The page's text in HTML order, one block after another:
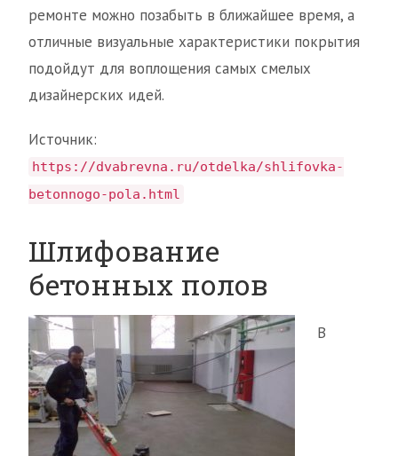
ремонте можно позабыть в ближайшее время, а
отличные визуальные характеристики покрытия
подойдут для воплощения самых смелых
дизайнерских идей.
Источник:
https://dvabrevna.ru/otdelka/shlifovka-
betonnogo-pola.html
Шлифование
бетонных полов
В